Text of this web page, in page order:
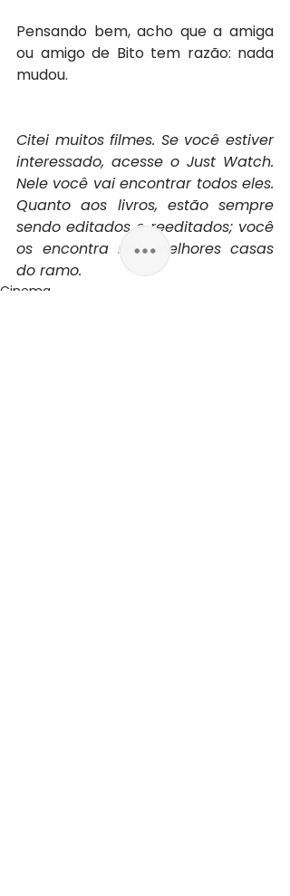
Pensando bem, acho que a amiga
ou amigo de Bito tem razão: nada
mudou.
Citei muitos filmes. Se você estiver
interessado, acesse o Just Watch.
Nele você vai encontrar todos eles.
Quanto aos livros, estão sempre
sendo editados e reeditados; você
os encontra nas melhores casas
do ramo.
Cinema